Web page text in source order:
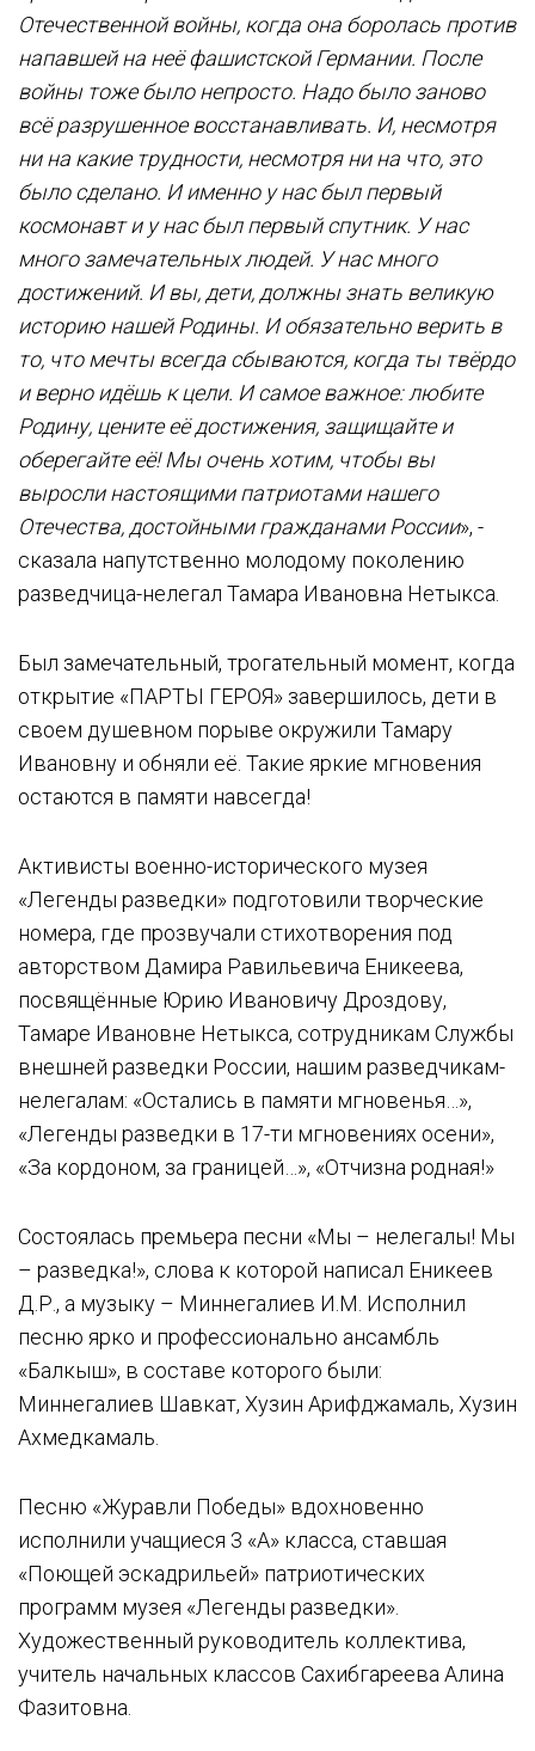
Отечественной войны, когда она боролась против
напавшей на неё фашистской Германии. После
войны тоже было непросто. Надо было заново
всё разрушенное восстанавливать. И, несмотря
ни на какие трудности, несмотря ни на что, это
было сделано. И именно у нас был первый
космонавт и у нас был первый спутник. У нас
много замечательных людей. У нас много
достижений. И вы, дети, должны знать великую
историю нашей Родины. И обязательно верить в
то, что мечты всегда сбываются, когда ты твёрдо
и верно идёшь к цели. И самое важное: любите
Родину, цените её достижения, защищайте и
оберегайте её! Мы очень хотим, чтобы вы
выросли настоящими патриотами нашего
Отечества, достойными гражданами России», -
сказала напутственно молодому поколению
разведчица-нелегал Тамара Ивановна Нетыкса.
Был замечательный, трогательный момент, когда
открытие «ПАРТЫ ГЕРОЯ» завершилось, дети в
своем душевном порыве окружили Тамару
Ивановну и обняли её. Такие яркие мгновения
остаются в памяти навсегда!
Активисты военно-исторического музея
«Легенды разведки» подготовили творческие
номера, где прозвучали стихотворения под
авторством Дамира Равильевича Еникеева,
посвящённые Юрию Ивановичу Дроздову,
Тамаре Ивановне Нетыкса, сотрудникам Службы
внешней разведки России, нашим разведчикам-
нелегалам: «Остались в памяти мгновенья…»,
«Легенды разведки в 17-ти мгновениях осени»,
«За кордоном, за границей…», «Отчизна родная!»
Состоялась премьера песни «Мы – нелегалы! Мы
– разведка!», слова к которой написал Еникеев
Д.Р., а музыку – Миннегалиев И.М. Исполнил
песню ярко и профессионально ансамбль
«Балкыш», в составе которого были:
Миннегалиев Шавкат, Хузин Арифджамаль, Хузин
Ахмедкамаль.
Песню «Журавли Победы» вдохновенно
исполнили учащиеся 3 «А» класса, ставшая
«Поющей эскадрильей» патриотических
программ музея «Легенды разведки».
Художественный руководитель коллектива,
учитель начальных классов Сахибгареева Алина
Фазитовна.